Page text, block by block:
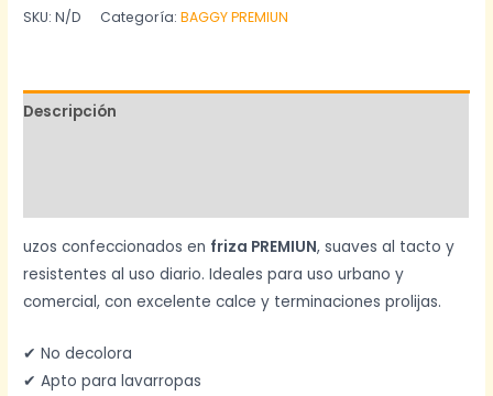
cantidad
SKU:N/D Categoría:BAGGY PREMIUN
Descripción
uzos confeccionados en friza PREMIUN, suaves al tacto y
resistentes al uso diario. Ideales para uso urbano y
comercial, con excelente calce y terminaciones prolijas.
✔ No decolora
✔ Apto para lavarropas